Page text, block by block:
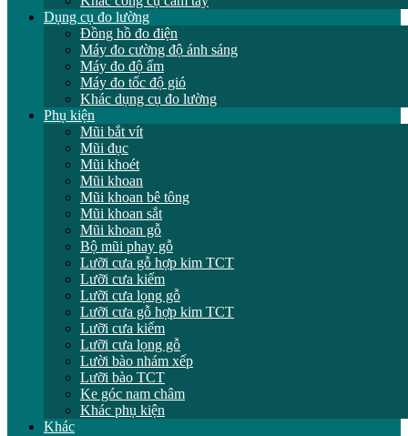
Dụng cụ đo lường
Đồng hồ đo điện
Máy đo cường độ ánh sáng
Máy đo độ ẩm
Máy đo tốc độ gió
Khác dụng cụ đo lường
Phụ kiện
Mũi bắt vít
Mũi đục
Mũi khoét
Mũi khoan
Mũi khoan bê tông
Mũi khoan sắt
Mũi khoan gỗ
Bộ mũi phay gỗ
Lưỡi cưa gỗ hợp kim TCT
Lưỡi cưa kiếm
Lưỡi cưa lọng gỗ
Lưỡi cưa gỗ hợp kim TCT
Lưỡi cưa kiếm
Lưỡi cưa lọng gỗ
Lười bào nhám xếp
Lưỡi bào TCT
Ke góc nam châm
Khác phụ kiện
Khác